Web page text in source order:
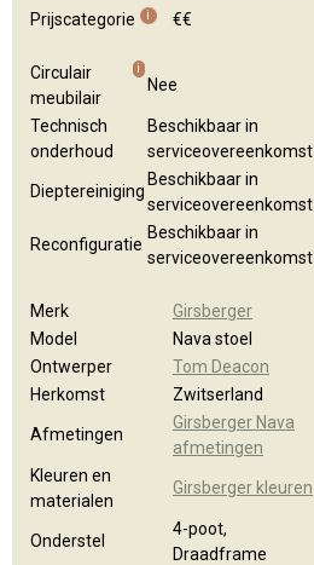
Prijscategorie i €€
Circulair
meubilair
i
Nee
Technisch
onderhoud
Beschikbaar in
serviceovereenkomst
Dieptereiniging
Beschikbaar in
serviceovereenkomst
Reconfiguratie
Beschikbaar in
serviceovereenkomst
Merk
Girsberger
Model
Nava stoel
Ontwerper
Tom Deacon
Herkomst
Zwitserland
Afmetingen
Girsberger Nava
afmetingen
Kleuren en
materialen
Girsberger kleuren
Onderstel
4-poot,
Draadframe